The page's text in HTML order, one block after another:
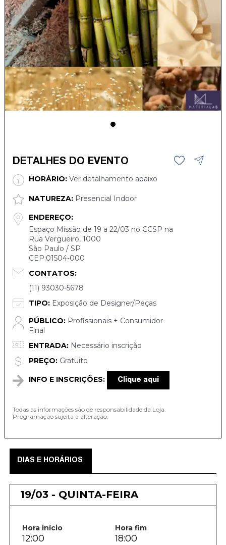
DETALHES DO EVENTO
HORÁRIO:Ver detalhamento abaixo
NATUREZA:Presencial Indoor
ENDEREÇO:
Espaço Missão de 19 a 22/03 no CCSP na
Rua Vergueiro, 1000
São Paulo / SP
CEP:01504-000
CONTATOS:
(11) 93030-5678
TIPO:Exposição de Designer/Peças
PÚBLICO:Profissionais + Consumidor
Final
ENTRADA:Necessário inscrição
PREÇO:Gratuito
INFO E INSCRIÇÕES: Clique aqui
Todas as informações são de responsabilidade da Loja.
Programação sujeita a alteração.
DIAS E HORÁRIOS
19/03 - QUINTA-FEIRA
Hora início Hora fim
12:00 18:00